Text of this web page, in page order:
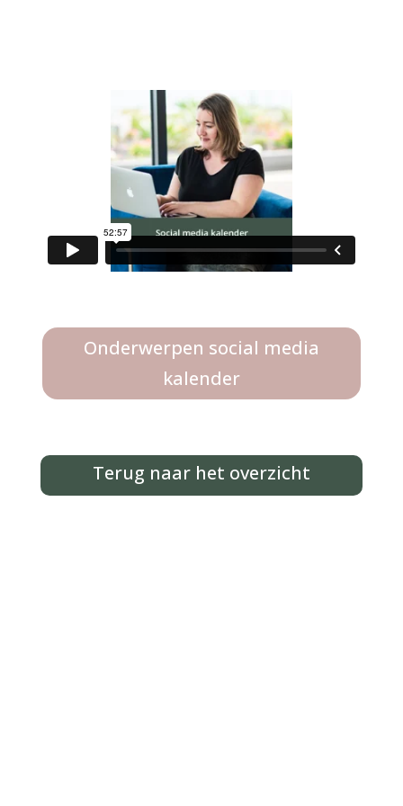
Onderwerpen social media
kalender
Terug naar het overzicht